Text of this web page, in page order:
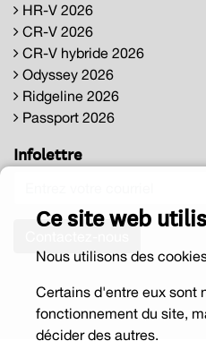
HR-V 2026
CR-V 2026
CR-V hybride 2026
Odyssey 2026
Ridgeline 2026
Passport 2026
Infolettre
Ce site web
Nous utilisons des
Certains d'entre eux sont
fonctionnement du site,
décider des autres.